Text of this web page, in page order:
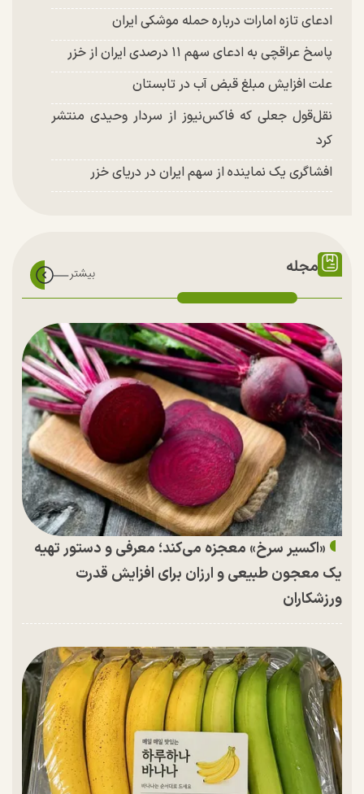
ادعای تازه امارات درباره حمله موشکی ایران
پاسخ عراقچی به ادعای سهم ۱۱ درصدی ایران از خزر
علت افزایش مبلغ قبض آب در تابستان
نقل‌قول جعلی که فاکس‌نیوز از سردار وحیدی منتشر
کرد
افشاگری یک نماینده از سهم ایران در دریای خزر
مجله
«اکسیر سرخ» معجزه می‌کند؛ معرفی و دستور تهیه
یک معجون طبیعی و ارزان برای افزایش قدرت
ورزشکاران